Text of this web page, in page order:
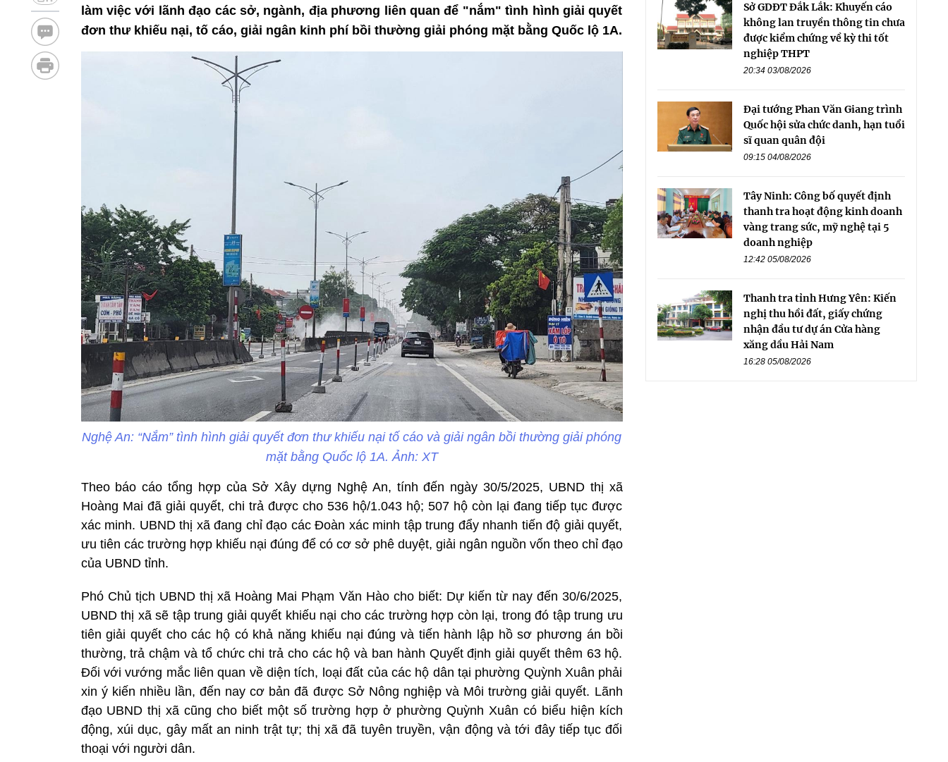
làm việc với lãnh đạo các sở, ngành, địa phương liên quan để "nắm" tình hình giải quyết
đơn thư khiếu nại, tố cáo, giải ngân kinh phí bồi thường giải phóng mặt bằng Quốc lộ 1A.
Nghệ An: “Nắm” tình hình giải quyết đơn thư khiếu nại tố cáo và giải ngân bồi thường giải phóng
mặt bằng Quốc lộ 1A. Ảnh: XT
Theo báo cáo tổng hợp của Sở Xây dựng Nghệ An, tính đến ngày 30/5/2025, UBND thị xã
Hoàng Mai đã giải quyết, chi trả được cho 536 hộ/1.043 hộ; 507 hộ còn lại đang tiếp tục được
xác minh. UBND thị xã đang chỉ đạo các Đoàn xác minh tập trung đẩy nhanh tiến độ giải quyết,
ưu tiên các trường hợp khiếu nại đúng để có cơ sở phê duyệt, giải ngân nguồn vốn theo chỉ đạo
của UBND tỉnh.
Phó Chủ tịch UBND thị xã Hoàng Mai Phạm Văn Hào cho biết: Dự kiến từ nay đến 30/6/2025,
UBND thị xã sẽ tập trung giải quyết khiếu nại cho các trường hợp còn lại, trong đó tập trung ưu
tiên giải quyết cho các hộ có khả năng khiếu nại đúng và tiến hành lập hồ sơ phương án bồi
thường, trả chậm và tổ chức chi trả cho các hộ và ban hành Quyết định giải quyết thêm 63 hộ.
Đối với vướng mắc liên quan về diện tích, loại đất của các hộ dân tại phường Quỳnh Xuân phải
xin ý kiến nhiều lần, đến nay cơ bản đã được Sở Nông nghiệp và Môi trường giải quyết. Lãnh
đạo UBND thị xã cũng cho biết một số trường hợp ở phường Quỳnh Xuân có biểu hiện kích
động, xúi dục, gây mất an ninh trật tự; thị xã đã tuyên truyền, vận động và tới đây tiếp tục đối
thoại với người dân.
Sở GDĐT Đắk Lắk: Khuyến cáo
không lan truyền thông tin chưa
được kiểm chứng về kỳ thi tốt
nghiệp THPT
20:34 03/08/2026
Đại tướng Phan Văn Giang trình
Quốc hội sửa chức danh, hạn tuổi
sĩ quan quân đội
09:15 04/08/2026
Tây Ninh: Công bố quyết định
thanh tra hoạt động kinh doanh
vàng trang sức, mỹ nghệ tại 5
doanh nghiệp
12:42 05/08/2026
Thanh tra tỉnh Hưng Yên: Kiến
nghị thu hồi đất, giấy chứng
nhận đầu tư dự án Cửa hàng
xăng dầu Hải Nam
16:28 05/08/2026